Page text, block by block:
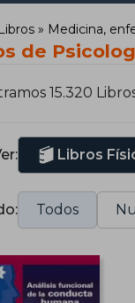
Libros Medicina,
de
15.320
Libros
Todos